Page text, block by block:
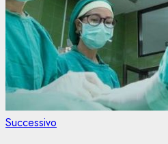
Successivo